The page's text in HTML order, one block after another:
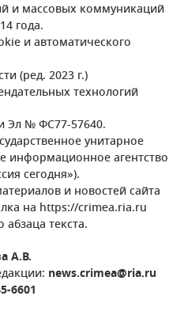
и массовых коммуникаций
года.
и автоматического
(ред. 2023 г.)
технологий
Эл № ФС77-57640.
унитарное
информационное агентство
сегодня»).
и новостей сайта
на https://crimea.ria.ru
текста.
А.В.
news.crimea@ria.ru
6601